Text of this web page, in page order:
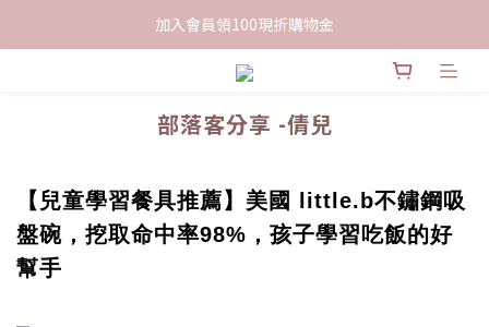
限時下單送餅乾乙包，滿$999免運
加入會員領100現折購物金
限時下單送餅乾乙包，滿$999免運
部落客分享 -倩兒
【兒童學習餐具推薦】美國 little.b不鏽鋼吸
盤碗，挖取命中率98%，孩子學習吃飯的好
幫手